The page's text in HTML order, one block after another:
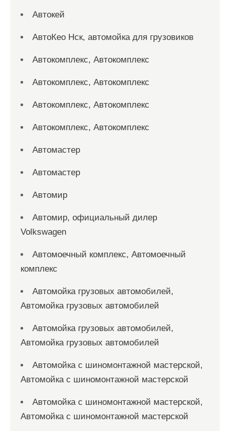
Автокей
АвтоКео Нск, автомойка для грузовиков
Автокомплекс, Автокомплекс
Автокомплекс, Автокомплекс
Автокомплекс, Автокомплекс
Автокомплекс, Автокомплекс
Автомастер
Автомастер
Автомир
Автомир, официальный дилер
Volkswagen
Автомоечный комплекс, Автомоечный
комплекс
Автомойка грузовых автомобилей,
Автомойка грузовых автомобилей
Автомойка грузовых автомобилей,
Автомойка грузовых автомобилей
Автомойка с шиномонтажной мастерской,
Автомойка с шиномонтажной мастерской
Автомойка с шиномонтажной мастерской,
Автомойка с шиномонтажной мастерской